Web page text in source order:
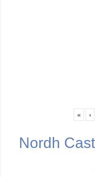
« ‹
Nordh